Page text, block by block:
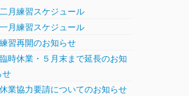
二月練習スケジュール
一月練習スケジュール
練習再開のお知らせ
臨時休業・５月末まで延長のお知
せ
休業協力要請についてのお知らせ